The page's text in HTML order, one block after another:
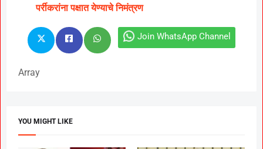
पर्रीकरांना पक्षात येण्याचे निमंत्रण
Join WhatsApp Channel
Array
YOU MIGHT LIKE